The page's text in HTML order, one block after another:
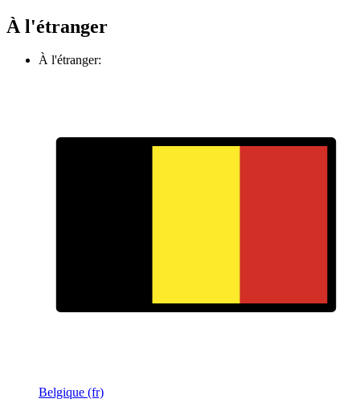
À l'étranger
À l'étranger:
Belgique (fr)